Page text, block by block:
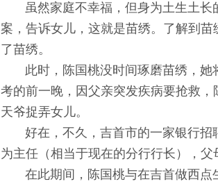
虽然家庭不幸福，但身为土生土长
案，告诉女儿，这就是苗绣。了解到
了苗绣。
此时，陈国桃没时间琢磨苗绣，她
考的前一晚，因父亲突发疾病要抢救
天爷捉弄女儿。
好在，不久，吉首市的一家银行招
为主任（相当于现在的分行行长），父
在此期间，陈国桃与在吉首做西点